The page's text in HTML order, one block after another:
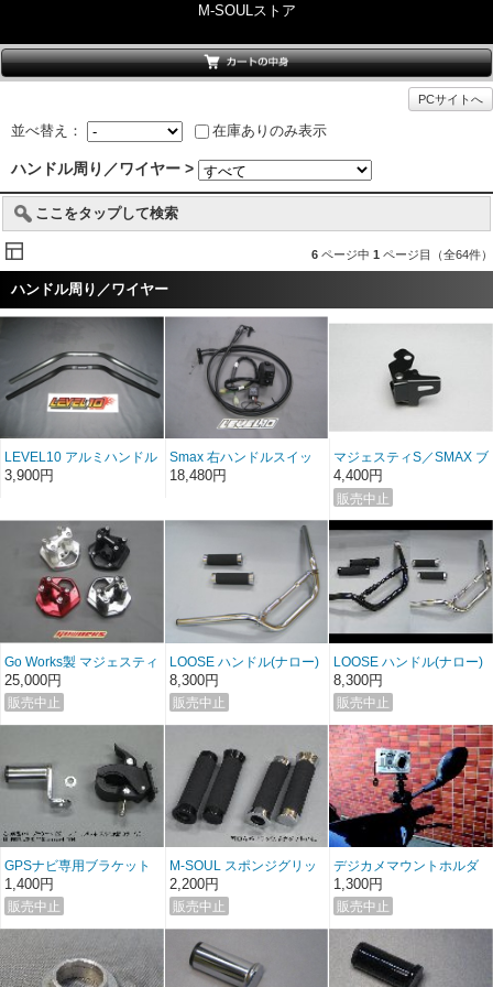
M-SOULストア
PCサイトへ
並べ替え： 在庫ありのみ表示
ハンドル周り／ワイヤー >
ここをタップして検索
6 ページ中 1 ページ目（全64件）
ハンドル周り／ワイヤー
LEVEL10 アルミハンドル
バー ブラック or シルバー
3,900円
Smax 右ハンドルスイッ
チカプラーオンキット マ
18,480円
マジェスティS／SMAX ブ
レーキストッパー(サイド
ブレーキ機能)
4,400円
Go Works製 マジェスティ
ーS ／ Smax バーハンブ
ラケット
25,000円
LOOSE ハンドル(ナロー)
＆グリップセット ホンダ
8,300円
LOOSE ハンドル(ナロー)
＆グリップセット ヤマハ/
スズキ
8,300円
GPSナビ専用ブラケット
1,400円
M-SOUL スポンジグリッ
プ スリム
2,200円
デジカメマウントホルダ
ー
1,300円